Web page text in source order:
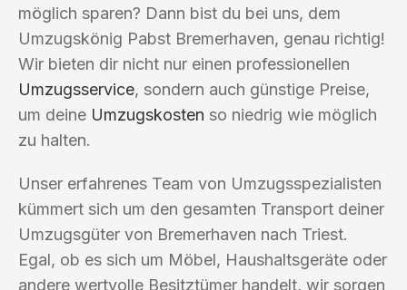
möglich sparen? Dann bist du bei uns, dem
Umzugskönig Pabst Bremerhaven, genau richtig!
Wir bieten dir nicht nur einen professionellen
Umzugsservice, sondern auch günstige Preise,
um deine Umzugskosten so niedrig wie möglich
zu halten.
Unser erfahrenes Team von Umzugsspezialisten
kümmert sich um den gesamten Transport deiner
Umzugsgüter von Bremerhaven nach Triest.
Egal, ob es sich um Möbel, Haushaltsgeräte oder
andere wertvolle Besitztümer handelt, wir sorgen